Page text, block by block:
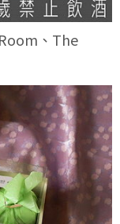
、The